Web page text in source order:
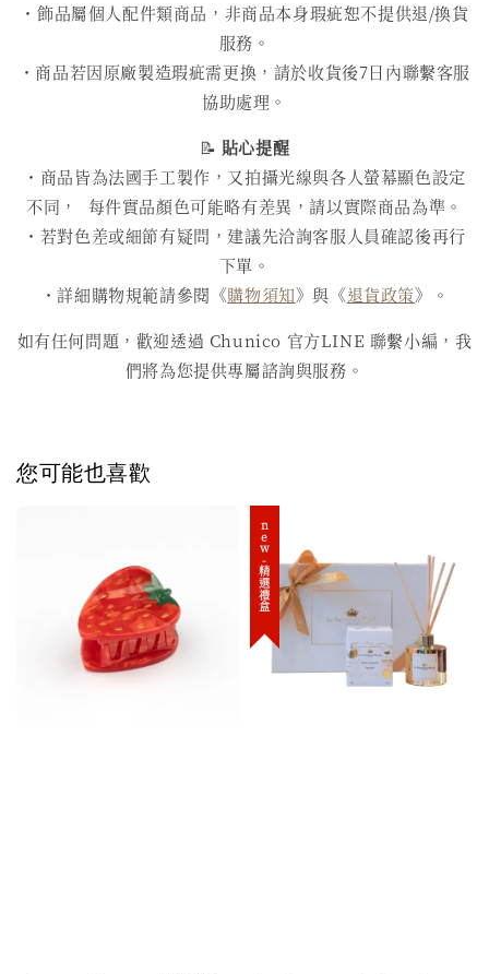
・飾品屬個人配件類商品，非商品本身瑕疵恕不提供退/換貨
服務。
・商品若因原廠製造瑕疵需更換，請於收貨後7日內聯繫客服
協助處理。
📝 貼心提醒
・商品皆為法國手工製作，又拍攝光線與各人螢幕顯色設定
不同， 每件實品顏色可能略有差異，請以實際商品為準。
・若對色差或細節有疑問，建議先洽詢客服人員確認後再行
下單。
・詳細購物規範請參閱《購物須知》與《退貨政策》。
如有任何問題，歡迎透過 Chunico 官方LINE 聯繫小編，我
們將為您提供專屬諮詢與服務。
您可能也喜歡
new-精選禮盒